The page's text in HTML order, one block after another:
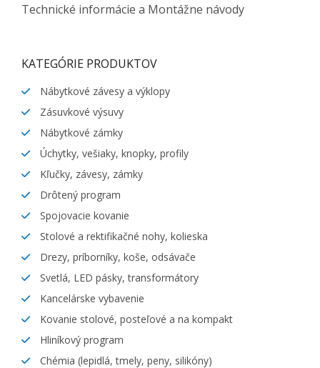
Technické informácie a Montážne návody
KATEGÓRIE PRODUKTOV
Nábytkové závesy a výklopy
Zásuvkové výsuvy
Nábytkové zámky
Úchytky, vešiaky, knopky, profily
Kľučky, závesy, zámky
Drôtený program
Spojovacie kovanie
Stolové a rektifikačné nohy, kolieska
Drezy, príborníky, koše, odsávače
Svetlá, LED pásky, transformátory
Kancelárske vybavenie
Kovanie stolové, posteľové a na kompakt
Hliníkový program
Chémia (lepidlá, tmely, peny, silikóny)